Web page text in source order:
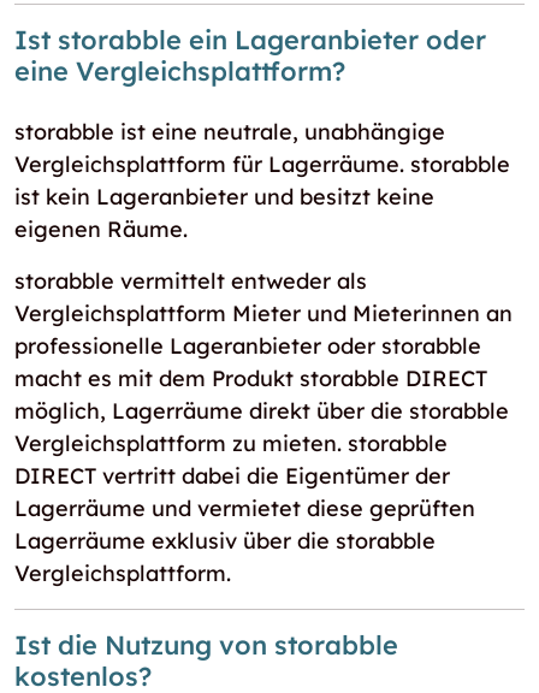
Ist storabble ein Lageranbieter oder
eine Vergleichsplattform?
storabble ist eine neutrale, unabhängige
Vergleichsplattform für Lagerräume. storabble
ist kein Lageranbieter und besitzt keine
eigenen Räume.
storabble vermittelt entweder als
Vergleichsplattform Mieter und Mieterinnen an
professionelle Lageranbieter oder storabble
macht es mit dem Produkt storabble DIRECT
möglich, Lagerräume direkt über die storabble
Vergleichsplattform zu mieten. storabble
DIRECT vertritt dabei die Eigentümer der
Lagerräume und vermietet diese geprüften
Lagerräume exklusiv über die storabble
Vergleichsplattform.
Ist die Nutzung von storabble
kostenlos?